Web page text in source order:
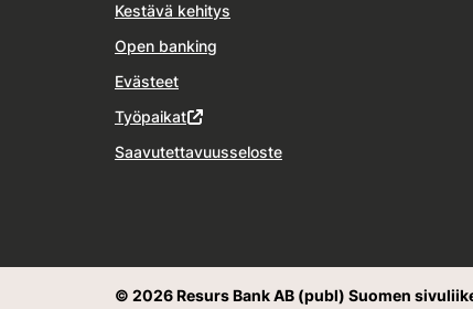
Kestävä kehitys
Open banking
Evästeet
Työpaikat
Saavutettavuusseloste
© 2026 Resurs Bank AB (publ) Suomen